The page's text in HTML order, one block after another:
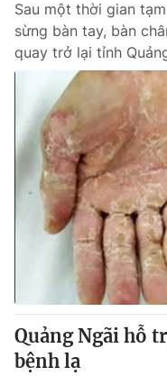
Ðiện thoại Thời báo VTV:
Email: toasoan@vtv.vn
Liên hệ quảng cáo:024-
® Cấm sao chép dưới
thuận bằng văn bản. Ghi
thông tin từ website này.
Sau một thời gian
sừng bàn tay, bàn
quay trở lại tỉnh
Quảng Ngãi hỗ
bệnh lạ